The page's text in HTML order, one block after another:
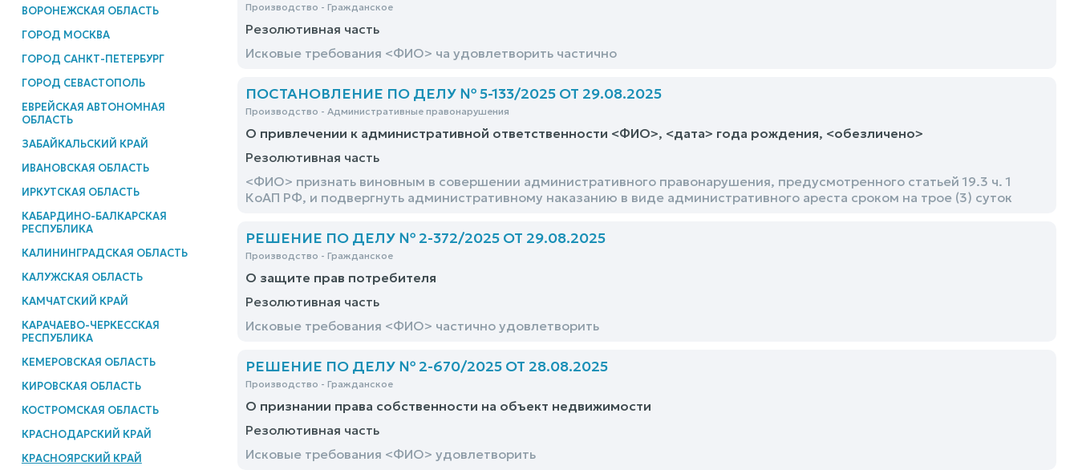
ВОРОНЕЖСКАЯ ОБЛАСТЬ
ГОРОД МОСКВА
ГОРОД САНКТ-ПЕТЕРБУРГ
ГОРОД СЕВАСТОПОЛЬ
ЕВРЕЙСКАЯ АВТОНОМНАЯ
ОБЛАСТЬ
ЗАБАЙКАЛЬСКИЙ КРАЙ
ИВАНОВСКАЯ ОБЛАСТЬ
ИРКУТСКАЯ ОБЛАСТЬ
КАБАРДИНО-БАЛКАРСКАЯ
РЕСПУБЛИКА
КАЛИНИНГРАДСКАЯ ОБЛАСТЬ
КАЛУЖСКАЯ ОБЛАСТЬ
КАМЧАТСКИЙ КРАЙ
КАРАЧАЕВО-ЧЕРКЕССКАЯ
РЕСПУБЛИКА
КЕМЕРОВСКАЯ ОБЛАСТЬ
КИРОВСКАЯ ОБЛАСТЬ
КОСТРОМСКАЯ ОБЛАСТЬ
КРАСНОДАРСКИЙ КРАЙ
КРАСНОЯРСКИЙ КРАЙ
Производство - Гражданское
Резолютивная часть
Исковые требования <ФИО> ча удовлетворить частично
ПОСТАНОВЛЕНИЕ ПО ДЕЛУ № 5-133/2025 ОТ 29.08.2025
Производство - Административные правонарушения
О привлечении к административной ответственности <ФИО>, <дата> года рождения, <обезличено>
Резолютивная часть
<ФИО> признать виновным в совершении административного правонарушения, предусмотренного статьей 19.3 ч. 1
КоАП РФ, и подвергнуть административному наказанию в виде административного ареста сроком на трое (3) суток
РЕШЕНИЕ ПО ДЕЛУ № 2-372/2025 ОТ 29.08.2025
Производство - Гражданское
О защите прав потребителя
Резолютивная часть
Исковые требования <ФИО> частично удовлетворить
РЕШЕНИЕ ПО ДЕЛУ № 2-670/2025 ОТ 28.08.2025
Производство - Гражданское
О признании права собственности на объект недвижимости
Резолютивная часть
Исковые требования <ФИО> удовлетворить